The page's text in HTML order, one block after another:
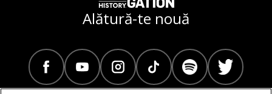
Alătură-te nouă